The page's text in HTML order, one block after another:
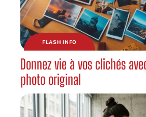
FLASH INFO
Donnez vie à vos clichés
photo original